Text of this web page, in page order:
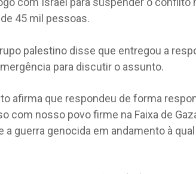
45 mil pessoas.
palestino disse que entregou a
para discutir o assunto.
afirma que respondeu de forma
com nosso povo firme na Faixa de
a guerra genocida em andamento à